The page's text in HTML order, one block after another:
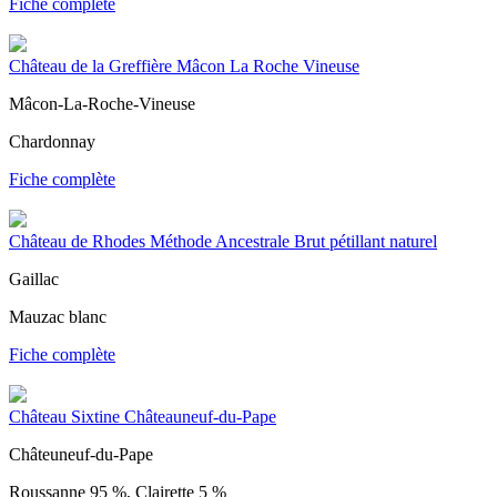
Fiche complète
Château de la Greffière Mâcon La Roche Vineuse
Mâcon-La-Roche-Vineuse
Chardonnay
Fiche complète
Château de Rhodes Méthode Ancestrale Brut pétillant naturel
Gaillac
Mauzac blanc
Fiche complète
Château Sixtine Châteauneuf-du-Pape
Châteuneuf-du-Pape
Roussanne 95 %, Clairette 5 %